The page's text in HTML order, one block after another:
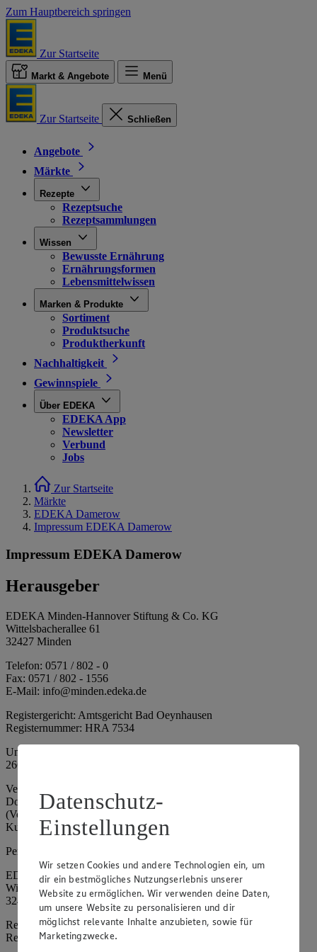
Zum Hauptbereich springen
Zur Startseite
Markt & Angebote Menü
Zur Startseite Schließen
Angebote
Märkte
Rezepte
Rezeptsuche
Rezeptsammlungen
Wissen
Bewusste Ernährung
Ernährungsformen
Lebensmittelwissen
Marken & Produkte
Sortiment
Produktsuche
Produktherkunft
Nachhaltigkeit
Gewinnspiele
Über EDEKA
EDEKA App
Newsletter
Verbund
Jobs
Zur Startseite
Märkte
EDEKA Damerow
Impressum EDEKA Damerow
Impressum EDEKA Damerow
Herausgeber
EDEKA Minden-Hannover Stiftung & Co. KG
Wittelsbacherallee 61
32427 Minden
Telefon: 0571 / 802 - 0
Fax: 0571 / 802 - 1556
E-Mail: info@minden.edeka.de
Registergericht: Amtsgericht Bad Oeynhausen
Registernummer: HRA 7534
Umsatzsteuer-Identifikationsnummer gem. § 27a UStG: DE
266067317
Vertretungsberechtigte: Mark Rosenkranz (Sprecher), Eileen
Dominique Klingsiek (Vorstandsmitglied), Ulf-U. Plath
(Vorstandsmitglied), Stephan Wohler (Vorstandsmitglied), Marc
Kuhlmann (Aufsichtsratsvorsitzender)
Persönlich haftende Gesellschafterin:
EDEKA Minden-Hannover Holding GmbH
Wittelsbacherallee 61
32427 Minden
Registergericht: Amtsgericht Bad Oeynhausen
Registernummer: HRB 4086
Datenschutz-
Einstellungen
Wir setzen Cookies und andere Technologien ein, um
dir ein bestmögliches Nutzungserlebnis unserer
Website zu ermöglichen. Wir verwenden deine Daten,
um unsere Website zu personalisieren und dir
möglichst relevante Inhalte anzubieten, sowie für
Marketingzwecke.